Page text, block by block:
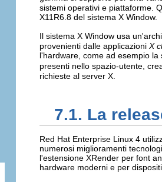
sistemi operativi e piattaforme.
X11R6.8 del sistema X Window.
Il sistema X Window usa
provenienti dalle applicazioni X
l'hardware, come ad esempio
presenti nello spazio-utente,
richieste al server X.
7.1. La
Red Hat Enterprise Linux 4
numerosi miglioramenti
l'estensione XRender per font
hardware moderni e per